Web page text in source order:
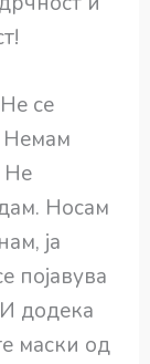
се
Немам
Не
Носам
ја
појавува
додека
маски од